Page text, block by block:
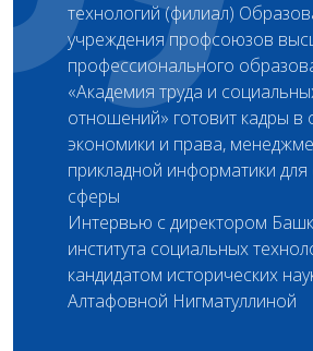
технологий (филиал)
учреждения профсоюзов
профессионального
«Академия труда и
отношений» готовит кадры в
экономики и права,
прикладной информатики
сферы
Интервью с директором
института социальных
кандидатом исторических
Алтафовной Нигматуллиной